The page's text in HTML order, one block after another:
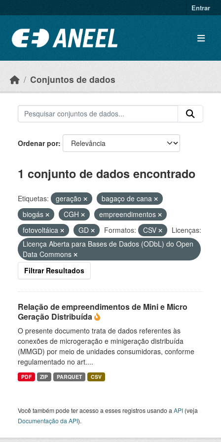
Entrar
Conjuntos de dados
Ordenar por
1 conjunto de dados encontrado
Etiquetas: geração
bagaço de cana
biogás
CGH
empreendimentos
fotovoltáica
GD Formatos: CSV
Licenças:
Licença Aberta para Bases de Dados (ODbL) do Open
Data Commons
Filtrar Resultados
Relação de empreendimentos de Mini e Micro
Geração Distribuída
O presente documento trata de dados referentes às
conexões de microgeração e minigeração distribuída
(MMGD) por meio de unidades consumidoras, conforme
regulamentado no art....
PDF ZIP PARQUET CSV
Você também pode ter acesso a esses registros usando a API (veja
Documentação da API).